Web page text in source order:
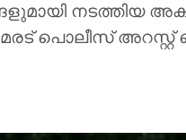
നടത്തിയ
മരട് പൊലീസ്